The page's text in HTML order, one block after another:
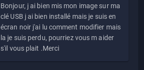
Bonjour, j ai bien mis mon image sur ma
clé USB j ai bien installé mais je suis en
écran noir j'ai lu comment modifier mais
la je suis perdu, pourriez vous m aider
s'il vous plait .Merci